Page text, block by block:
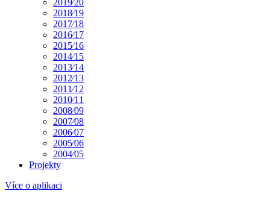
2019⁄20
2018⁄19
2017⁄18
2016⁄17
2015⁄16
2014⁄15
2013⁄14
2012⁄13
2011⁄12
2010⁄11
2008⁄09
2007⁄08
2006⁄07
2005⁄06
2004⁄05
Projekty
Více o aplikaci